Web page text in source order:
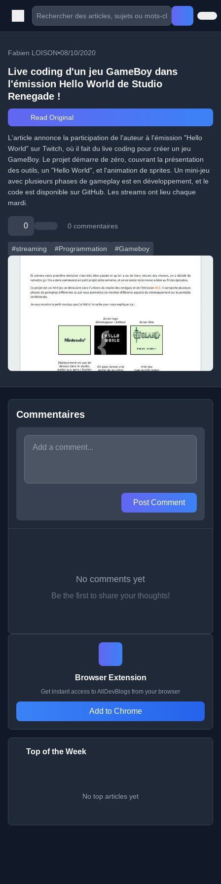
Fabien LOISON•08/10/2020
Live coding d'un jeu GameBoy dans
l'émission Hello World de Studio
Renegade !
Read Original
L'article annonce la participation de l'auteur à l'émission "Hello
World" sur Twitch, où il fait du live coding pour créer un jeu
GameBoy. Le projet démarre de zéro, couvrant la présentation
des outils, un "Hello World", et l'animation de sprites. Un mini-jeu
avec plusieurs phases de gameplay est en développement, et le
code est disponible sur GitHub. Les streams ont lieu chaque
mardi.
0 0 commentaires
#streaming #Programmation #Gameboy
Commentaires
Post Comment
No comments yet
Be the first to share your thoughts!
Browser Extension
Get instant access to AllDevBlogs from your browser
Add to Chrome
Top of the Week
No top articles yet